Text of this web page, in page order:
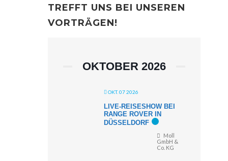
TREFFT UNS BEI UNSEREN
VORTRÄGEN!
OKTOBER 2026
OKT. 07 2026
LIVE-REISESHOW BEI
RANGE ROVER IN
DÜSSELDORF
Moll
GmbH &
Co. KG